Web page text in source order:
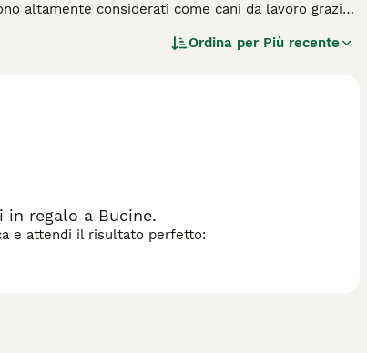
altamente considerati come cani da lavoro grazie
in Europa e in altre parti del mondo.
Ordina per Più recente
in regalo a Bucine.
e attendi il risultato perfetto: